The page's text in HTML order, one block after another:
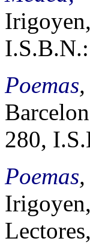
Poemas,
280,
Poemas,